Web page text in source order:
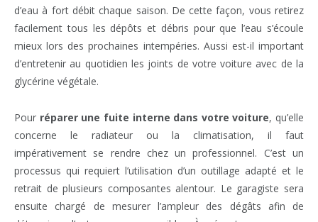
d’eau à fort débit chaque saison. De cette façon, vous retirez
facilement tous les dépôts et débris pour que l’eau s’écoule
mieux lors des prochaines intempéries. Aussi est-il important
d’entretenir au quotidien les joints de votre voiture avec de la
glycérine végétale.
Pour réparer une fuite interne dans votre voiture, qu’elle
concerne le radiateur ou la climatisation, il faut
impérativement se rendre chez un professionnel. C’est un
processus qui requiert l’utilisation d’un outillage adapté et le
retrait de plusieurs composantes alentour. Le garagiste sera
ensuite chargé de mesurer l’ampleur des dégâts afin de